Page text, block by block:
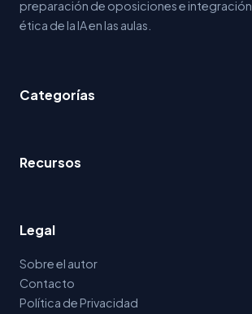
preparación de oposiciones e integración
ética de la IA en las aulas.
Categorías
Recursos
Legal
Sobre el autor
Contacto
Política de Privacidad